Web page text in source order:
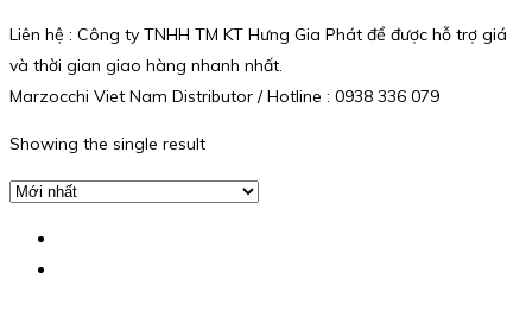
Liên hệ : Công ty TNHH TM KT Hưng Gia Phát để được hỗ trợ giá
và thời gian giao hàng nhanh nhất.
Marzocchi Viet Nam Distributor / Hotline : 0938 336 079
Showing the single result